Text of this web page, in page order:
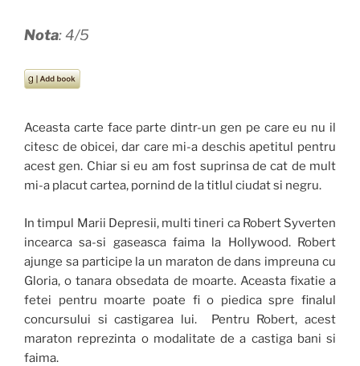
Nota: 4/5
Aceasta carte face parte dintr-un gen pe care eu nu il
citesc de obicei, dar care mi-a deschis apetitul pentru
acest gen. Chiar si eu am fost suprinsa de cat de mult
mi-a placut cartea, pornind de la titlul ciudat si negru.
In timpul Marii Depresii, multi tineri ca Robert Syverten
incearca sa-si gaseasca faima la Hollywood. Robert
ajunge sa participe la un maraton de dans impreuna cu
Gloria, o tanara obsedata de moarte. Aceasta fixatie a
fetei pentru moarte poate fi o piedica spre finalul
concursului si castigarea lui. Pentru Robert, acest
maraton reprezinta o modalitate de a castiga bani si
faima.